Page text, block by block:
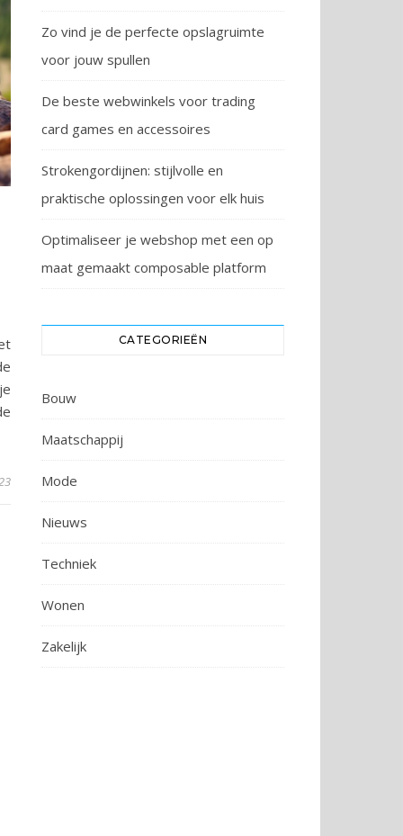
Zo vind je de perfecte opslagruimte
voor jouw spullen
De beste webwinkels voor trading
card games en accessoires
Strokengordijnen: stijlvolle en
praktische oplossingen voor elk huis
Optimaliseer je webshop met een op
maat gemaakt composable platform
CATEGORIEËN
Bouw
Maatschappij
Mode
Nieuws
Techniek
Wonen
Zakelijk